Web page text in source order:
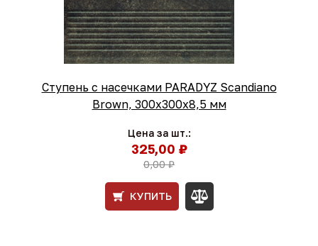
Ступень с насечками PARADYZ Scandiano
Brown, 300x300x8,5 мм
Цена за шт.:
325,00 ₽
0,00 ₽
КУПИТЬ